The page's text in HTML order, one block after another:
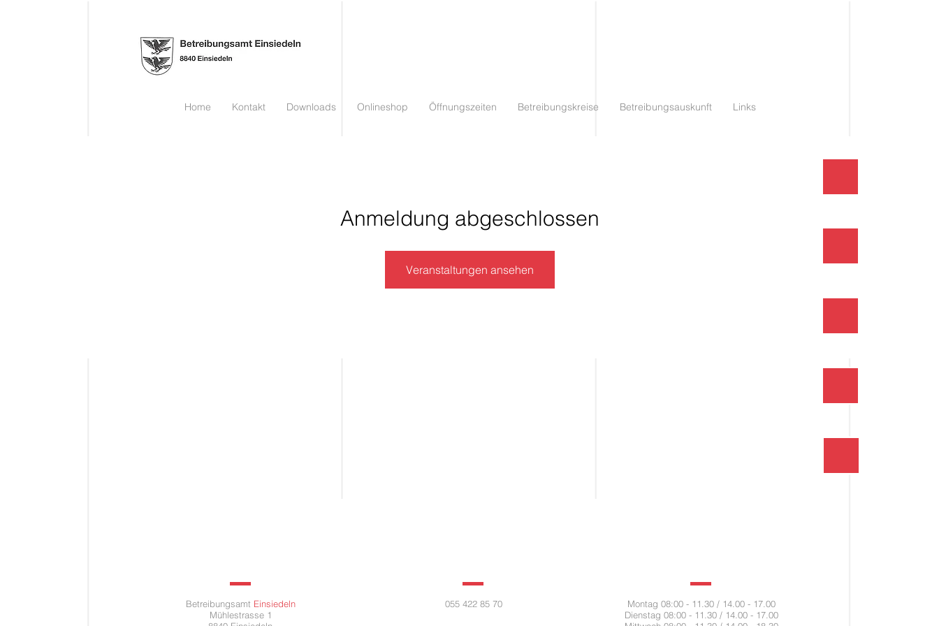
Home Kontakt Downloads Onlineshop Öffnungszeiten Betreibungskreise Betreibungsauskunft Links
Anmeldung abgeschlossen
Veranstaltungen ansehen
Betreibungsamt Einsiedeln
Mühlestrasse 1
055 422 85 70
Montag 08:00 - 11.30 / 14.00 - 17.00
Dienstag 08:00 - 11.30 / 14.00 - 17.00